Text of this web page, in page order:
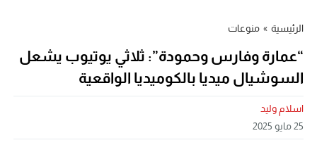
الرئيسية » منوعات
“عمارة وفارس وحمودة”: ثلاثي يوتيوب يشعل
السوشيال ميديا بالكوميديا الواقعية
اسلام وليد
25 مايو 2025